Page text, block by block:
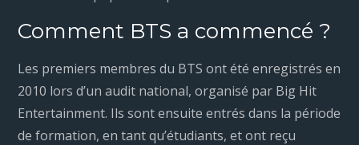
Comment BTS a commencé ?
Les premiers membres du BTS ont été enregistrés en
2010 lors d’un audit national, organisé par Big Hit
Entertainment. Ils sont ensuite entrés dans la période
de formation, en tant qu’étudiants, et ont reçu